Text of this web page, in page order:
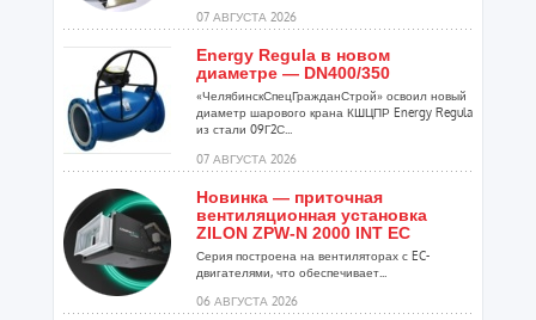
07 АВГУСТА 2026
Energy Regula в новом
диаметре — DN400/350
«ЧелябинскСпецГражданСтрой» освоил новый
диаметр шарового крана КШЦПР Energy Regula
из стали 09Г2С...
07 АВГУСТА 2026
Новинка — приточная
вентиляционная установка
ZILON ZPW-N 2000 INT EC
Серия построена на вентиляторах с EC-
двигателями, что обеспечивает...
06 АВГУСТА 2026